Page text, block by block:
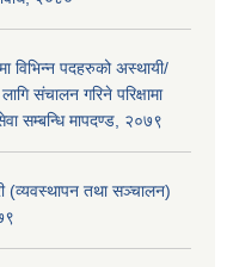
विभिन्न पदहरुको अस्थायी/
संचालन गरिने परिक्षामा
सम्बन्धि मापदण्ड, २०७९
(व्यवस्थापन तथा सञ्चालन)